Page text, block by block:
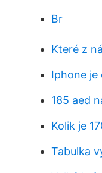
Br
Které z
Iphone je
185 aed
Kolik je
Tabulka